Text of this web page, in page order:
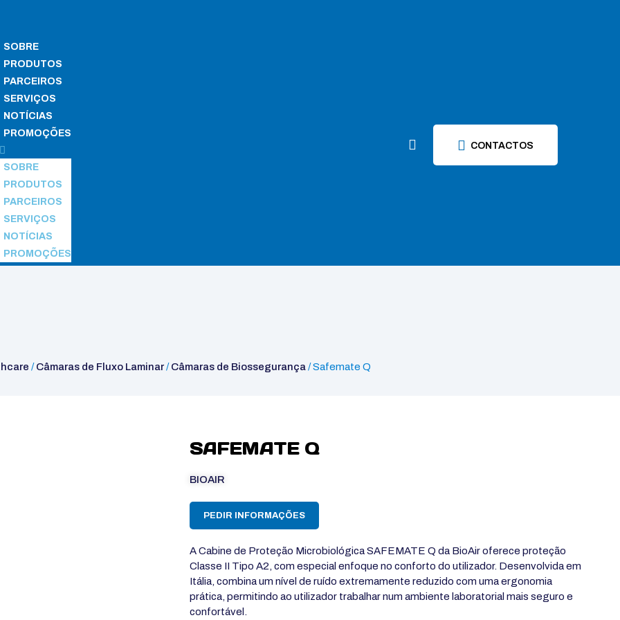
SOBRE
PRODUTOS
PARCEIROS
SERVIÇOS
NOTÍCIAS
PROMOÇÕES
SOBRE
PRODUTOS
PARCEIROS
SERVIÇOS
NOTÍCIAS
PROMOÇÕES
CONTACTOS
/Câmaras de Fluxo Laminar/Câmaras de Biossegurança/ Safemate Q
SAFEMATE Q
BIOAIR
PEDIR INFORMAÇÕES
A Cabine de Proteção Microbiológica SAFEMATE Q da BioAiroferece proteção
Classe II Tipo A2, com especial enfoque no conforto do utilizador. Desenvolvida em
Itália, combina um nível de ruído extremamente reduzido com uma ergonomia
prática, permitindo ao utilizador trabalhar num ambiente laboratorial mais seguro e
confortável.